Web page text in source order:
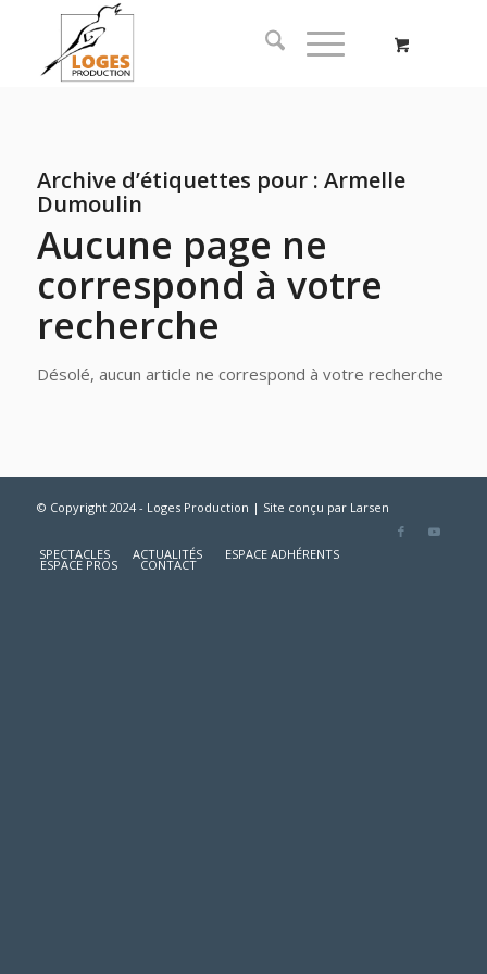
Archive d’étiquettes pour : Armelle
Dumoulin
Aucune page ne
correspond à votre
recherche
Désolé, aucun article ne correspond à votre recherche
© Copyright 2024 - Loges Production | Site conçu par Larsen
SPECTACLES ACTUALITÉS ESPACE ADHÉRENTS
ESPACE PROS CONTACT